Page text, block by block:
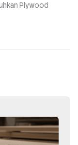
Plywood